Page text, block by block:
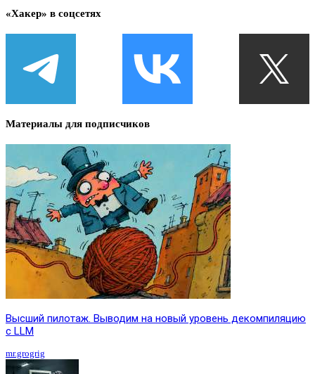
«Хакер» в соцсетях
Материалы для подписчиков
Высший пилотаж. Выводим на новый уровень декомпиляцию
с LLM
mr.grogrig